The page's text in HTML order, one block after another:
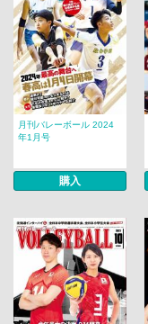
月刊バレーボール 2024
年1月号
購入